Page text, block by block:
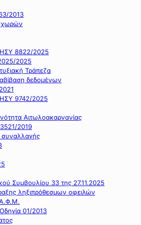
2013
χωρών
8822/2025
2025
Τράπεζα
δεδομένων
9742/2025
Αιτωλοακαρνανίας
2019
συναλλαγής
Συμβουλίου 33 της 27.11.2025
ληξιπρόθεσμων οφειλών
Α.Φ.Μ.
01/2013